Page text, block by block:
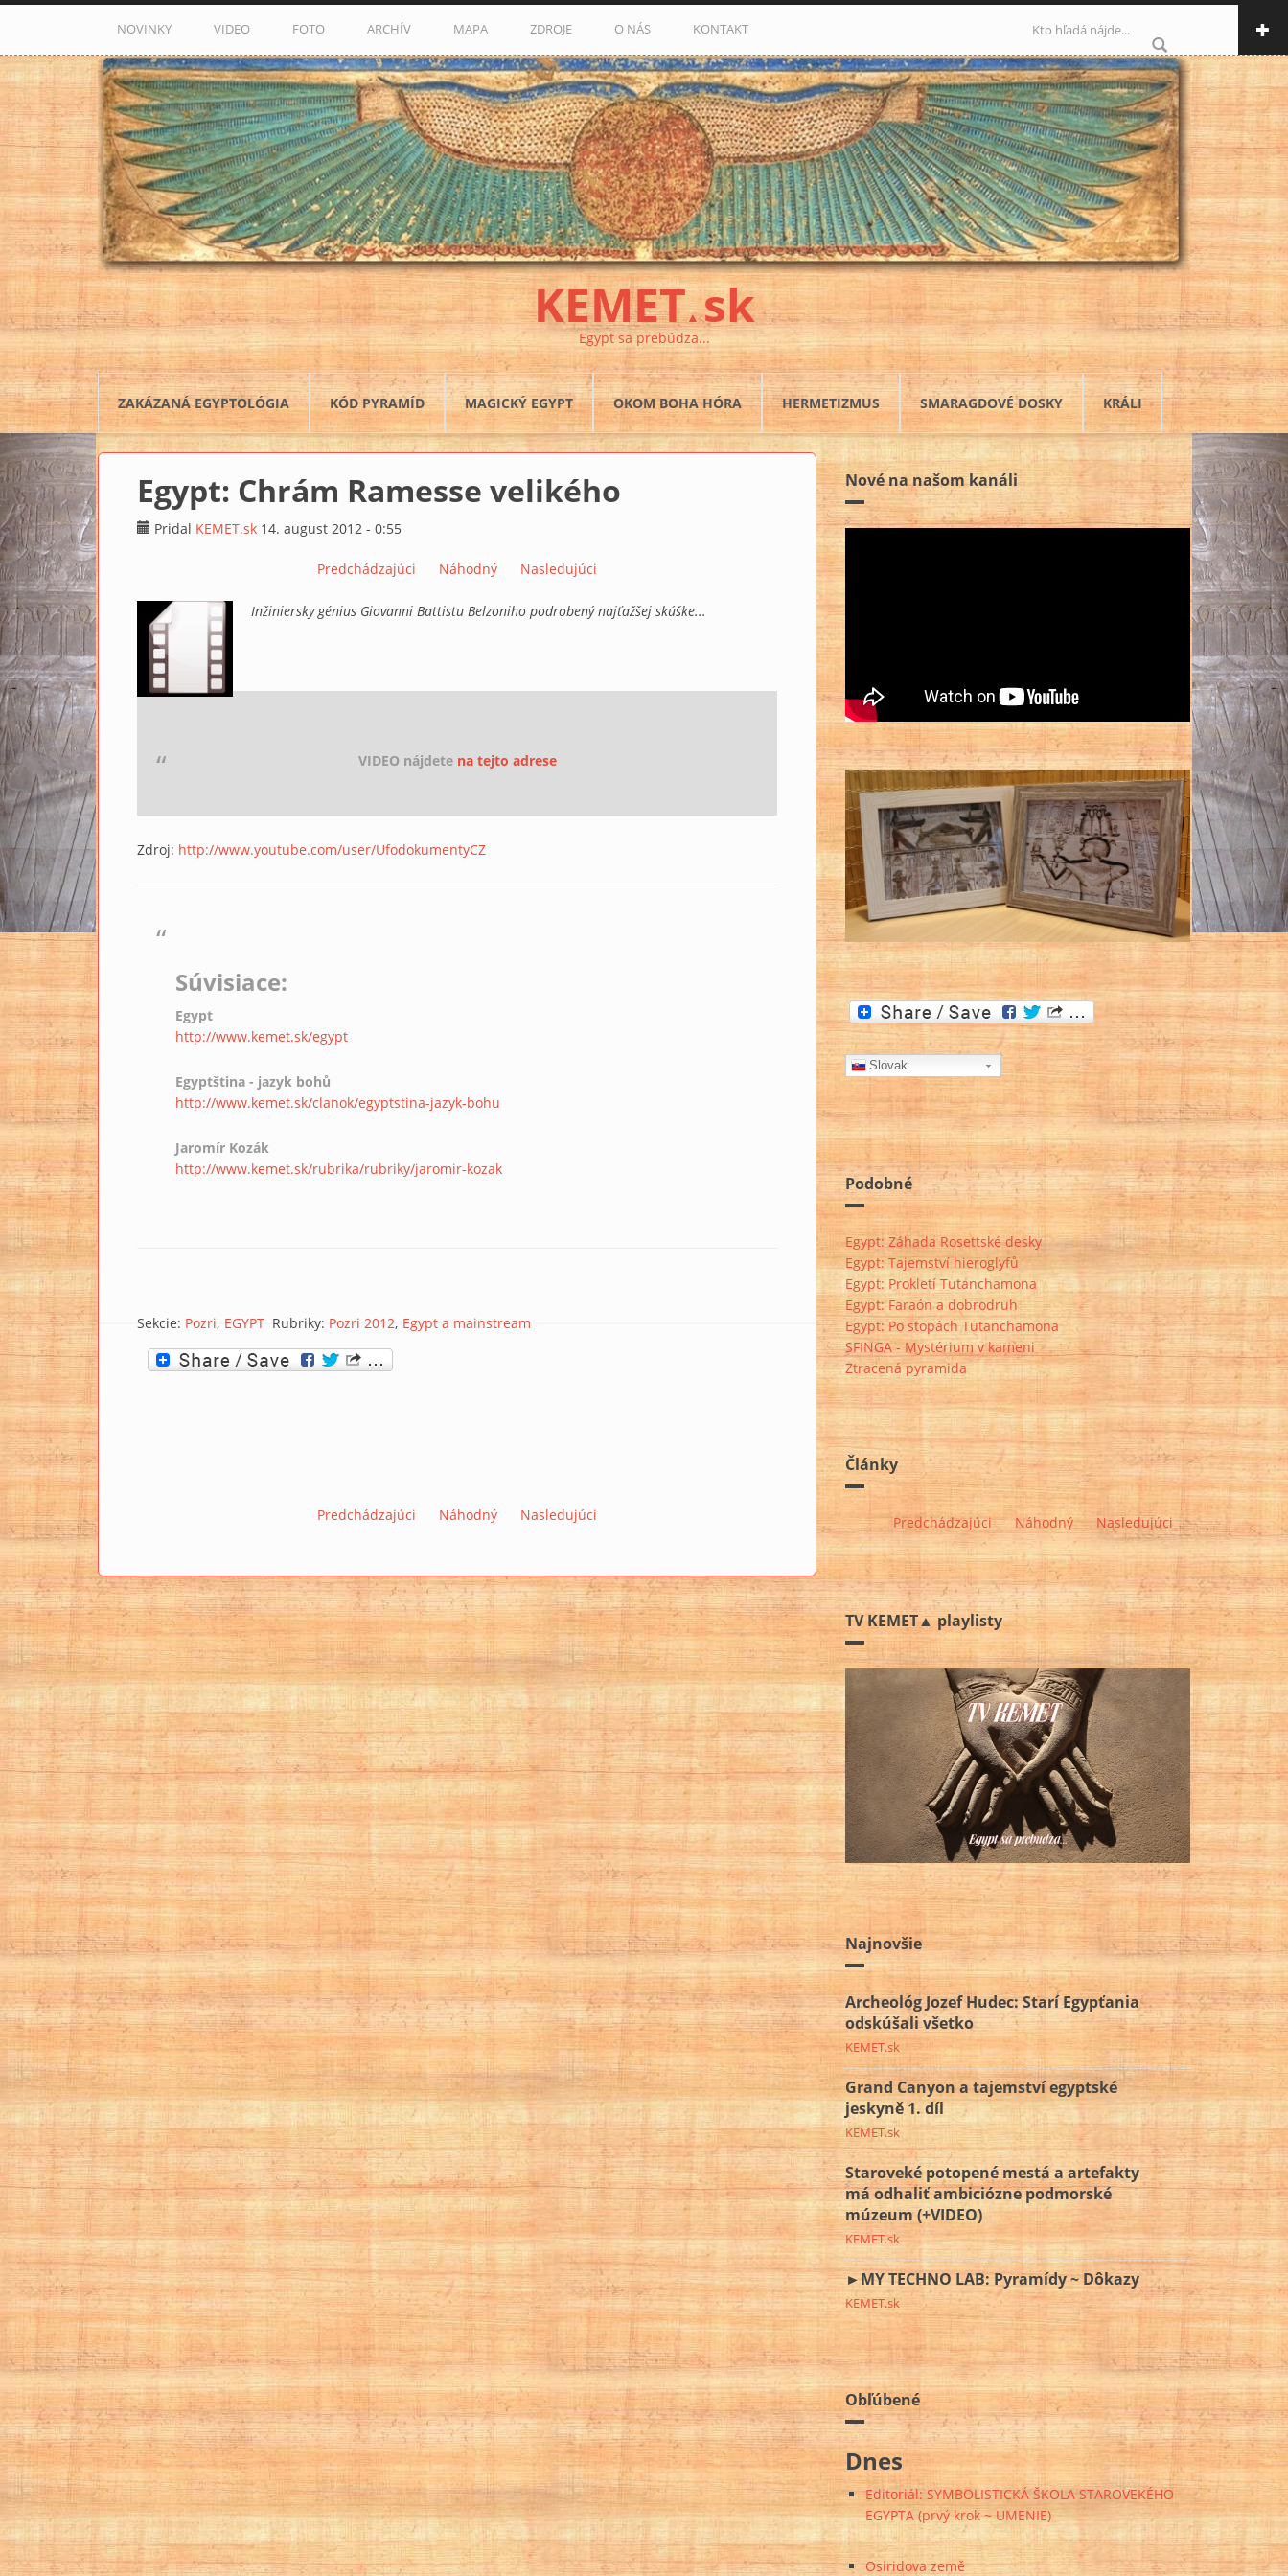
Skočiť na hlavný obsah
NOVINKY VIDEO FOTO ARCHÍV MAPA ZDROJE O NÁS KONTAKT Vyhľadávanie
KEMET▲sk
Egypt sa prebúdza...
ZAKÁZANÁ EGYPTOLÓGIA KÓD PYRAMÍD MAGICKÝ EGYPT OKOM BOHA HÓRA HERMETIZMUS SMARAGDOVÉ DOSKY KRÁLI
Egypt: Chrám Ramesse velikého
Pridal KEMET.sk 14. august 2012 - 0:55
Predchádzajúci Náhodný Nasledujúci
Inžiniersky génius Giovanni Battistu Belzoniho podrobený najťažšej skúške...
VIDEO nájdete na tejto adrese
Zdroj: http://www.youtube.com/user/UfodokumentyCZ
Súvisiace:
Egypt
http://www.kemet.sk/egypt
Egyptština - jazyk bohů
http://www.kemet.sk/clanok/egyptstina-jazyk-bohu
Jaromír Kozák
http://www.kemet.sk/rubrika/rubriky/jaromir-kozak
Sekcie: Pozri EGYPT Rubriky: Pozri 2012 Egypt a mainstream
Predchádzajúci Náhodný Nasledujúci
Nové na našom kanáli
Slovak
Podobné
Egypt: Záhada Rosettské desky
Egypt: Tajemství hieroglyfů
Egypt: Prokletí Tutanchamona
Egypt: Faraón a dobrodruh
Egypt: Po stopách Tutanchamona
SFINGA - Mystérium v kameni
Ztracená pyramida
Články
Predchádzajúci Náhodný Nasledujúci
TV KEMET▲ playlisty
Najnovšie
Archeológ Jozef Hudec: Starí Egypťania
odskúšali všetko
KEMET.sk
Grand Canyon a tajemství egyptské
jeskyně 1. díl
KEMET.sk
Staroveké potopené mestá a artefakty
má odhaliť ambiciózne podmorské
múzeum (+VIDEO)
KEMET.sk
►MY TECHNO LAB: Pyramídy ~ Dôkazy
KEMET.sk
Obľúbené
Dnes
Editoriál: SYMBOLISTICKÁ ŠKOLA STAROVEKÉHO
EGYPTA (prvý krok ~ UMENIE)
Osiridova země